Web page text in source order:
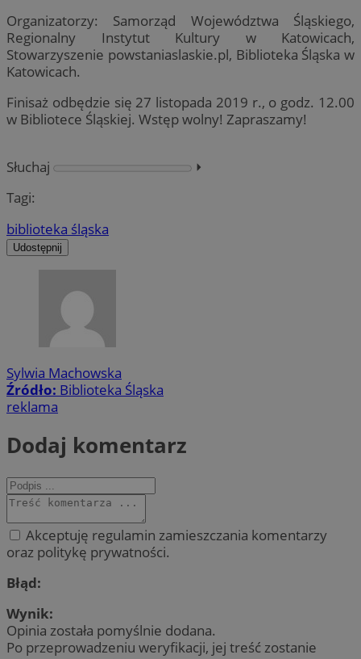
Organizatorzy: Samorząd Województwa Śląskiego,
Regionalny Instytut Kultury w Katowicach,
Stowarzyszenie powstaniaslaskie.pl, Biblioteka Śląska w
Katowicach.
Finisaż odbędzie się 27 listopada 2019 r., o godz. 12.00
w Bibliotece Śląskiej. Wstęp wolny! Zapraszamy!
Słuchaj
⏵︎
Tagi:
biblioteka śląska
Udostępnij
Sylwia Machowska
Źródło: Biblioteka Śląska
reklama
Dodaj komentarz
Akceptuję regulamin zamieszczania komentarzy
oraz politykę prywatności.
Błąd:
Wynik:
Opinia została pomyślnie dodana.
Po przeprowadzeniu weryfikacji, jej treść zostanie